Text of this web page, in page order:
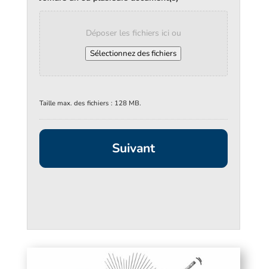
Déposer les fichiers ici ou
Sélectionnez des fichiers
Taille max. des fichiers : 128 MB.